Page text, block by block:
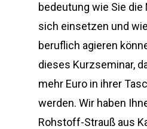
bedeutung wie Sie
sich einsetzen und
beruflich agieren
dieses Kurzseminar,
mehr Euro in ihrer
werden. Wir haben
Rohstoff-Strauß aus